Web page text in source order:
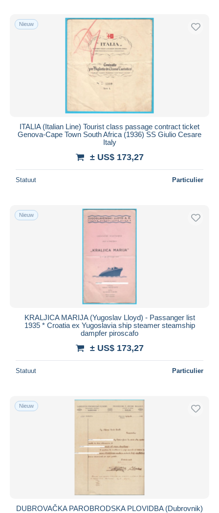
Nieuw
ITALIA (Italian Line) Tourist class passage contract ticket
Genova-Cape Town South Africa (1936) SS Giulio Cesare
Italy
± US$ 173,27
Statuut Particulier
Nieuw
KRALJICA MARIJA (Yugoslav Lloyd) - Passanger list
1935 * Croatia ex Yugoslavia ship steamer steamship
dampfer piroscafo
± US$ 173,27
Statuut Particulier
Nieuw
DUBROVAČKA PAROBRODSKA PLOVIDBA (Dubrovnik)